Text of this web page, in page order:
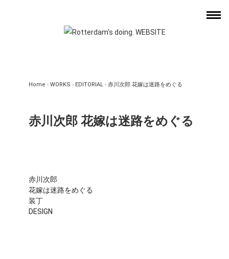
Home › WORKS › EDITORIAL › 赤川次郎 花嫁は迷路をめぐる
赤川次郎 花嫁は迷路をめぐる
赤川次郎
花嫁は迷路をめぐる
装丁
DESIGN